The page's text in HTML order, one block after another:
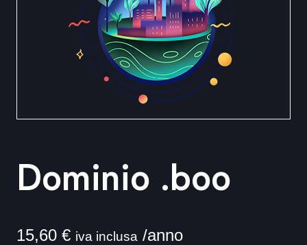
Dominio .boo
15,60 € iva inclusa /anno